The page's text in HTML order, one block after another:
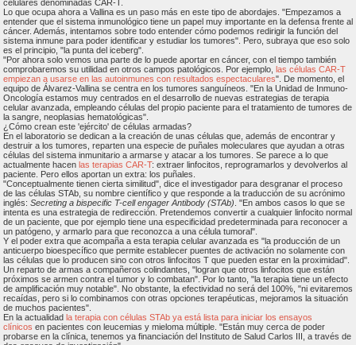
celulares denominadas CAR-T.
Lo que ocupa ahora a Vallina es un paso más en este tipo de abordajes. "Empezamos a
entender que el sistema inmunológico tiene un papel muy importante en la defensa frente al
cáncer. Además, intentamos sobre todo entender cómo podemos redirigir la función del
sistema inmune para poder identificar y estudiar los tumores". Pero, subraya que eso solo
es el principio, "la punta del iceberg".
"Por ahora solo vemos una parte de lo puede aportar en cáncer, con el tiempo también
comprobaremos su utilidad en otros campos patológicos. Por ejemplo, las células CAR-T
empiezan a usarse en las autoinmunes con resultados espectaculares". De momento, el
equipo de Álvarez-Vallina se centra en los tumores sanguíneos. "En la Unidad de Inmuno-
Oncología estamos muy centrados en el desarrollo de nuevas estrategias de terapia
celular avanzada, empleando células del propio paciente para el tratamiento de tumores de
la sangre, neoplasias hematológicas".
¿Cómo crean este 'ejército' de células armadas?
En el laboratorio se dedican a la creación de unas células que, además de encontrar y
destruir a los tumores, reparten una especie de puñales moleculares que ayudan a otras
células del sistema inmunitario a armarse y atacar a los tumores. Se parece a lo que
actualmente hacen las terapias CAR-T: extraer linfocitos, reprogramarlos y devolverlos al
paciente. Pero ellos aportan un extra: los puñales.
"Conceptualmente tienen cierta similitud", dice el investigador para desgranar el proceso
de las células STAb, su nombre científico y que responde a la traducción de su acrónimo
inglés: Secreting a bispecific T-cell engager Antibody (STAb) . "En ambos casos lo que se
intenta es una estrategia de redirección. Pretendemos convertir a cualquier linfocito normal
de un paciente, que por ejemplo tiene una especificidad predeterminada para reconocer a
un patógeno, y armarlo para que reconozca a una célula tumoral".
Y el poder extra que acompaña a esta terapia celular avanzada es "la producción de un
anticuerpo bioespecífico que permite establecer puentes de activación no solamente con
las células que lo producen sino con otros linfocitos T que pueden estar en la proximidad".
Un reparto de armas a compañeros colindantes, "logran que otros linfocitos que están
próximos se armen contra el tumor y lo combatan". Por lo tanto, "la terapia tiene un efecto
de amplificación muy notable". No obstante, la efectividad no será del 100%, "ni evitaremos
recaídas, pero si lo combinamos con otras opciones terapéuticas, mejoramos la situación
de muchos pacientes".
En la actualidad la terapia con células STAb ya está lista para iniciar los ensayos
clínicos en pacientes con leucemias y mieloma múltiple. "Están muy cerca de poder
probarse en la clínica, tenemos ya financiación del Instituto de Salud Carlos III, a través de